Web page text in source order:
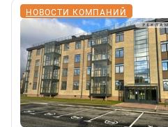
НОВОСТИ КОМПАНИЙ